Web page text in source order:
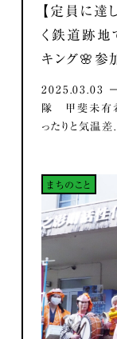
【定員に達
く鉄道跡地
キング🌸参
2025.03.03 ―
隊 甲斐未有希
ったりと気温差
まちのこと